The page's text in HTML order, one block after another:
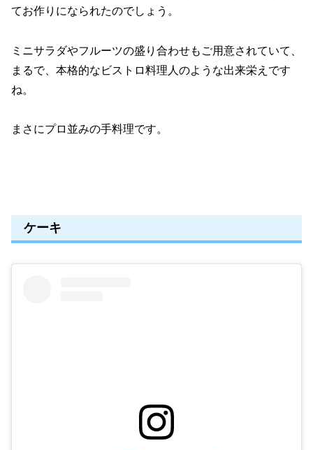
てお作りになられたのでしょう。
ミニサラダやフルーツの盛り合わせもご用意されていて、
まるで、本格的なビストロ料理人のような出来栄えです
ね。
まさにプロ並みの手料理です。
ケーキ